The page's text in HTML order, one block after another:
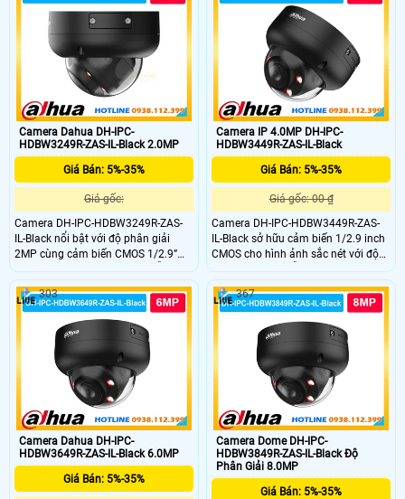
minh như WDR, 3D NR, hàng rào ảo
và xâm nhập giúp tăng hiệu quả
giám sát
thanh rỏ ràng. Khả năng phát hiện
người chuẩn sát nhờ AI thông minh
tránh báo động giả giám sát hiệu
quả và bền bỉ
Camera Dahua DH-IPC-
HDBW3249R-ZAS-IL-Black 2.0MP
Giá Bán: 5%-35%
Giá gốc:
Camera DH-IPC-HDBW3249R-ZAS-
IL-Black nổi bật với độ phân giải
2MP cùng cảm biến CMOS 1/2.9”
cho hình ảnh rõ nét cả ngày lẫn
đêm. Ống kính zoom linh hoạt 2.7–
13.5mm giúp quan sát nhiều góc
độ. Trang bị công nghệ chiếu sáng
kép tầm xa 50m kết hợp AI thông
minh giúp nhận diện chính xác
người và phương tiện.
Camera IP 4.0MP DH-IPC-
HDBW3449R-ZAS-IL-Black
Giá Bán: 5%-35%
Giá gốc: 00 ₫
Camera DH-IPC-HDBW3449R-ZAS-
IL-Black sở hữu cảm biến 1/2.9 inch
CMOS cho hình ảnh sắc nét với độ
phân giải 4MP hỗ trợ WDR 120dB
giúp cân bằng ánh sáng. Kết hợp
hồng ngoại và đèn ấm tầm xa 50m.
Tích hợp micro thu âm chuẩn nén
H.265 tiết kiệm băng thông phù hợp
giám sát ngày đêm ổn định.
Camera Dahua DH-IPC-
HDBW3649R-ZAS-IL-Black 6.0MP
Giá Bán: 5%-35%
303
Camera Dome DH-IPC-
HDBW3849R-ZAS-IL-Black Độ
Phân Giải 8.0MP
Giá Bán: 5%-35%
367